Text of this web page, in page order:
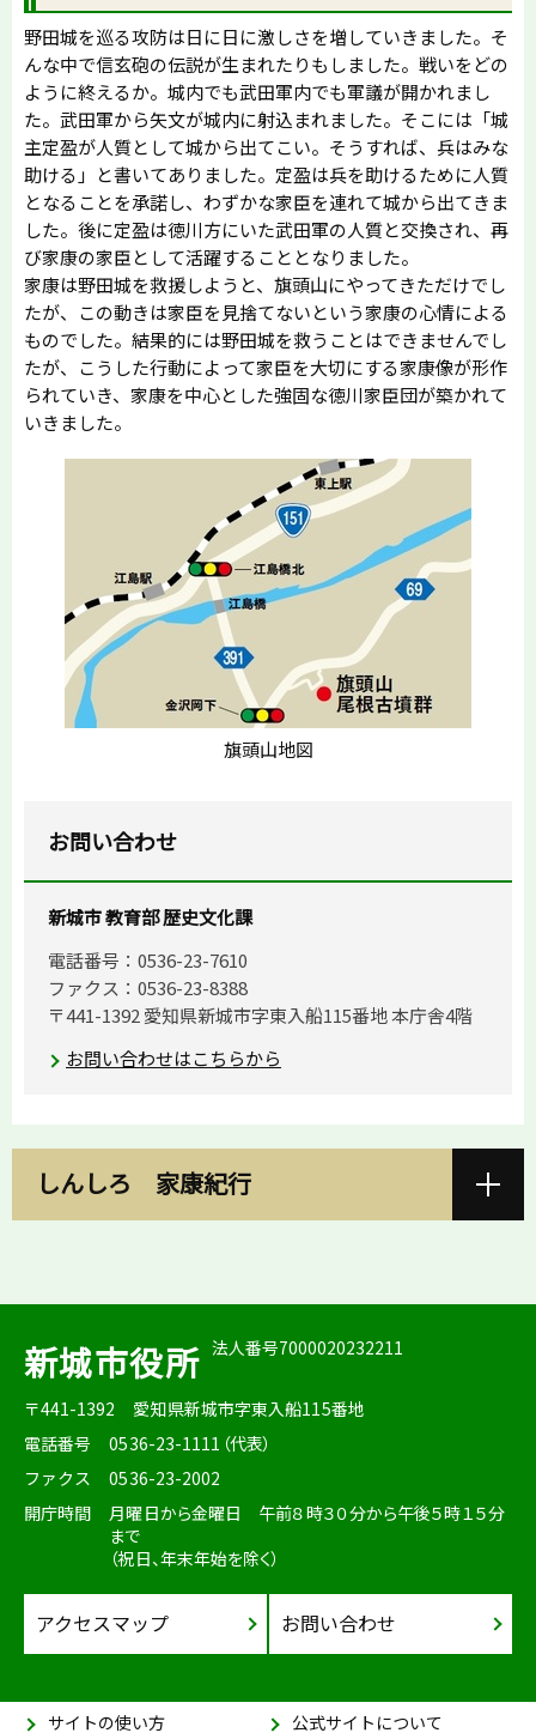
野田城を巡る攻防は日に日に激しさを増していきました。そ
んな中で信玄砲の伝説が生まれたりもしました。戦いをどの
ように終えるか。城内でも武田軍内でも軍議が開かれまし
た。武田軍から矢文が城内に射込まれました。そこには「城
主定盈が人質として城から出てこい。そうすれば、兵はみな
助ける」と書いてありました。定盈は兵を助けるために人質
となることを承諾し、わずかな家臣を連れて城から出てきま
した。後に定盈は徳川方にいた武田軍の人質と交換され、再
び家康の家臣として活躍することとなりました。
家康は野田城を救援しようと、旗頭山にやってきただけでし
たが、この動きは家臣を見捨てないという家康の心情による
ものでした。結果的には野田城を救うことはできませんでし
たが、こうした行動によって家臣を大切にする家康像が形作
られていき、家康を中心とした強固な徳川家臣団が築かれて
いきました。
旗頭山地図
お問い合わせ
新城市 教育部 歴史文化課
電話番号：0536-23-7610
ファクス：0536-23-8388
〒441-1392 愛知県新城市字東入船115番地 本庁舎4階
お問い合わせはこちらから
しんしろ 家康紀行
新城市役所 法人番号7000020232211
〒441-1392
愛知県新城市字東入船115番地
電話番号
0536-23-1111（代表）
ファクス
0536-23-2002
開庁時間
月曜日から金曜日 午前８時３０分から午後５時１５分
まで
（祝日、年末年始を除く）
アクセスマップ お問い合わせ
サイトの使い方 公式サイトについて